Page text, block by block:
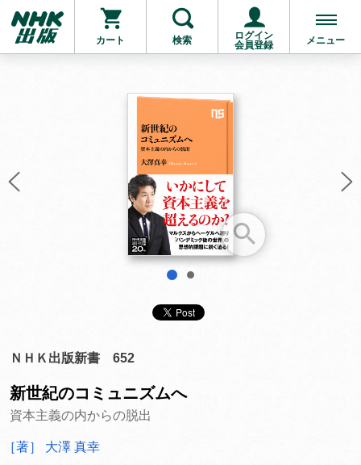
カート 検索
ログイン
会員登録
メニュー
お支払いに進む
他にも商品を買う
1
ＮＨＫ出版新書 652
新世紀のコミュニズムへ
資本主義の内からの脱出
［著］ 大澤 真幸